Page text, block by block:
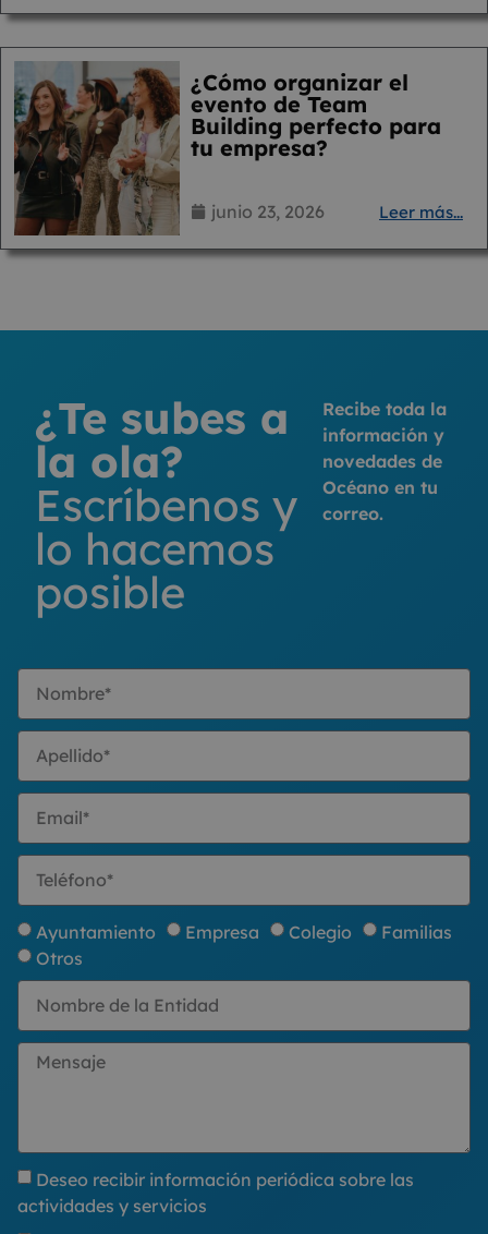
¿Cómo organizar el
evento de Team
Building perfecto para
tu empresa?
junio 23, 2026 Leer más...
¿Te subes a
la ola?
Escríbenos y
lo hacemos
posible
Recibe toda la
información y
novedades de
Océano en tu
correo.
Ayuntamiento Empresa Colegio
Familias
Otros
Deseo recibir información periódica sobre las
actividades y servicios